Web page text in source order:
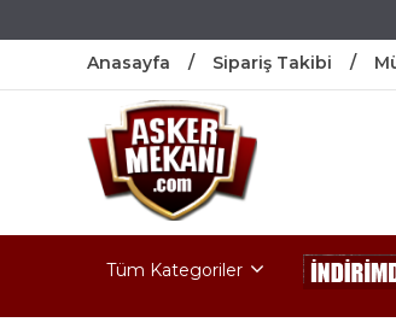
Anasayfa Sipariş Takibi
Tüm Kategoriler